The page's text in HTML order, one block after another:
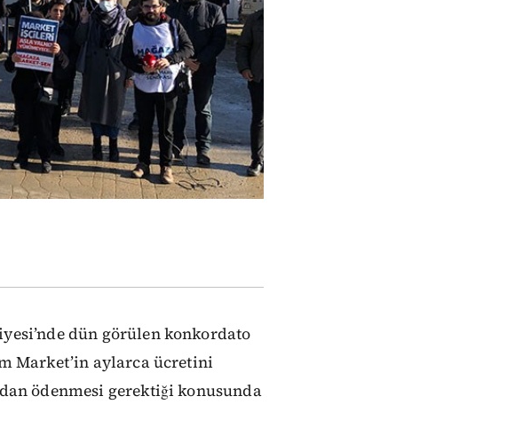
dün görülen konkordato
Market’in aylarca ücretini
ödenmesi gerektiği konusunda